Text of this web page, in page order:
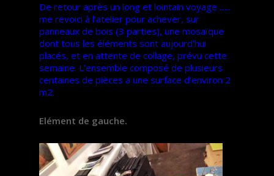
De retour après un long et lointain voyage …..
me revoici à l’atelier pour achever, sur
panneaux de bois (3 parties), une mosaïque
dont tous les éléments sont aujourd’hui
placés, et en attente de collage, prévu cette
semaine. L’ensemble composé de plusieurs
centaines de pièces a une surface d’environ 2
m2.
Elément de gauche.